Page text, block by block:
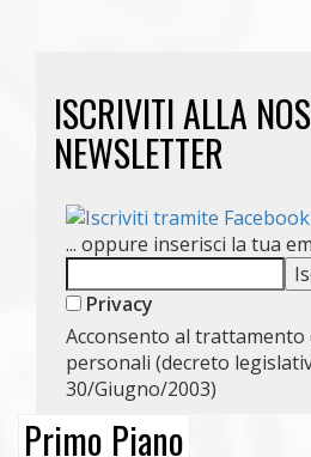
ISCRIVITI ALLA
NEWSLETTER
... oppure inserisci la tua
Privacy
Acconsento al trattamento
personali (decreto
30/Giugno/2003)
Primo Piano